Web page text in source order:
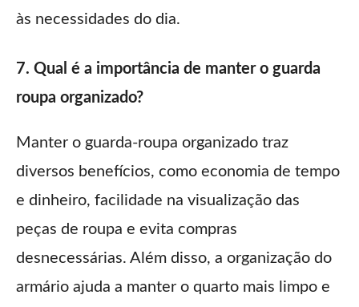
às necessidades do dia.
7. Qual é a importância de manter o guarda
roupa organizado?
Manter o guarda-roupa organizado traz
diversos benefícios, como economia de tempo
e dinheiro, facilidade na visualização das
peças de roupa e evita compras
desnecessárias. Além disso, a organização do
armário ajuda a manter o quarto mais limpo e